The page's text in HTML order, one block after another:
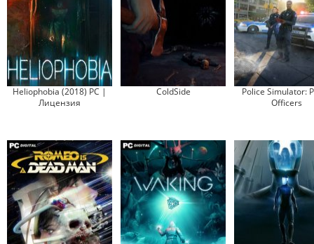
Heliophobia (2018) PC |
Лицензия
ColdSide
Police Simulator:
Officers